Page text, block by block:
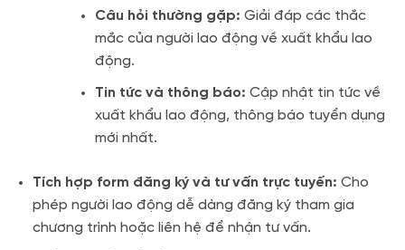
Câu hỏi thường gặp: Giải đáp các thắc
mắc của người lao động về xuất khẩu lao
động.
Tin tức và thông báo: Cập nhật tin tức về
xuất khẩu lao động, thông báo tuyển dụng
mới nhất.
Tích hợp form đăng ký và tư vấn trực tuyến: Cho
phép người lao động dễ dàng đăng ký tham gia
chương trình hoặc liên hệ để nhận tư vấn.